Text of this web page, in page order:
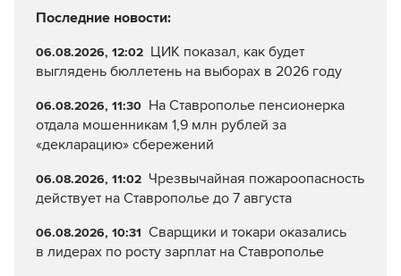
Последние новости:
06.08.2026, 12:02 ЦИК показал, как будет
выглядень бюллетень на выборах в 2026 году
06.08.2026, 11:30 На Ставрополье пенсионерка
отдала мошенникам 1,9 млн рублей за
«декларацию» сбережений
06.08.2026, 11:02 Чрезвычайная пожароопасность
действует на Ставрополье до 7 августа
06.08.2026, 10:31 Сварщики и токари оказались
в лидерах по росту зарплат на Ставрополье